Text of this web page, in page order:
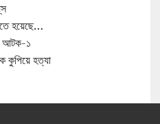
হয়েছে…
আটক-১
কুপিয়ে হত্যা